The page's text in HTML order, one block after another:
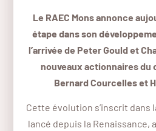
Le RAEC Mons annonce
étape dans son
l’arrivée de Peter Gould et
nouveaux actionnaires du
Bernard Courcelles et
Cette évolution s’inscrit
lancé depuis la Renaissance,